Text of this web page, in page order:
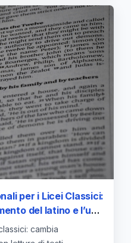
per i Licei Classici:
del latino e l’uso
cambia